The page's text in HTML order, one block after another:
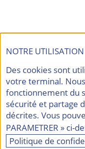
NOTRE
Des cookies sont
votre terminal.
fonctionnement du
sécurité et partage
décrites. Vous
PARAMETRER » ci-
Politique de